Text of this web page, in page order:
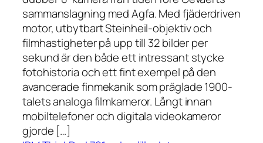
sammanslagning med Agfa. Med fjäderdriven
motor, utbytbart Steinheil-objektiv och
filmhastigheter på upp till 32 bilder per
sekund är den både ett intressant stycke
fotohistoria och ett fint exempel på den
avancerade finmekanik som präglade 1900-
talets analoga filmkameror. Långt innan
mobiltelefoner och digitala videokameror
gjorde […]